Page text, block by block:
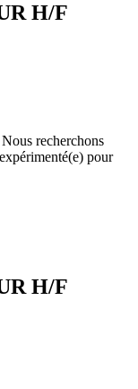
H/F
recherchons
pour
H/F